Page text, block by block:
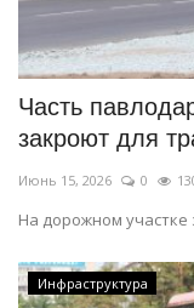
Часть
закроют для
Июнь 15, 2026 0
На дорожном
Инфраструктура